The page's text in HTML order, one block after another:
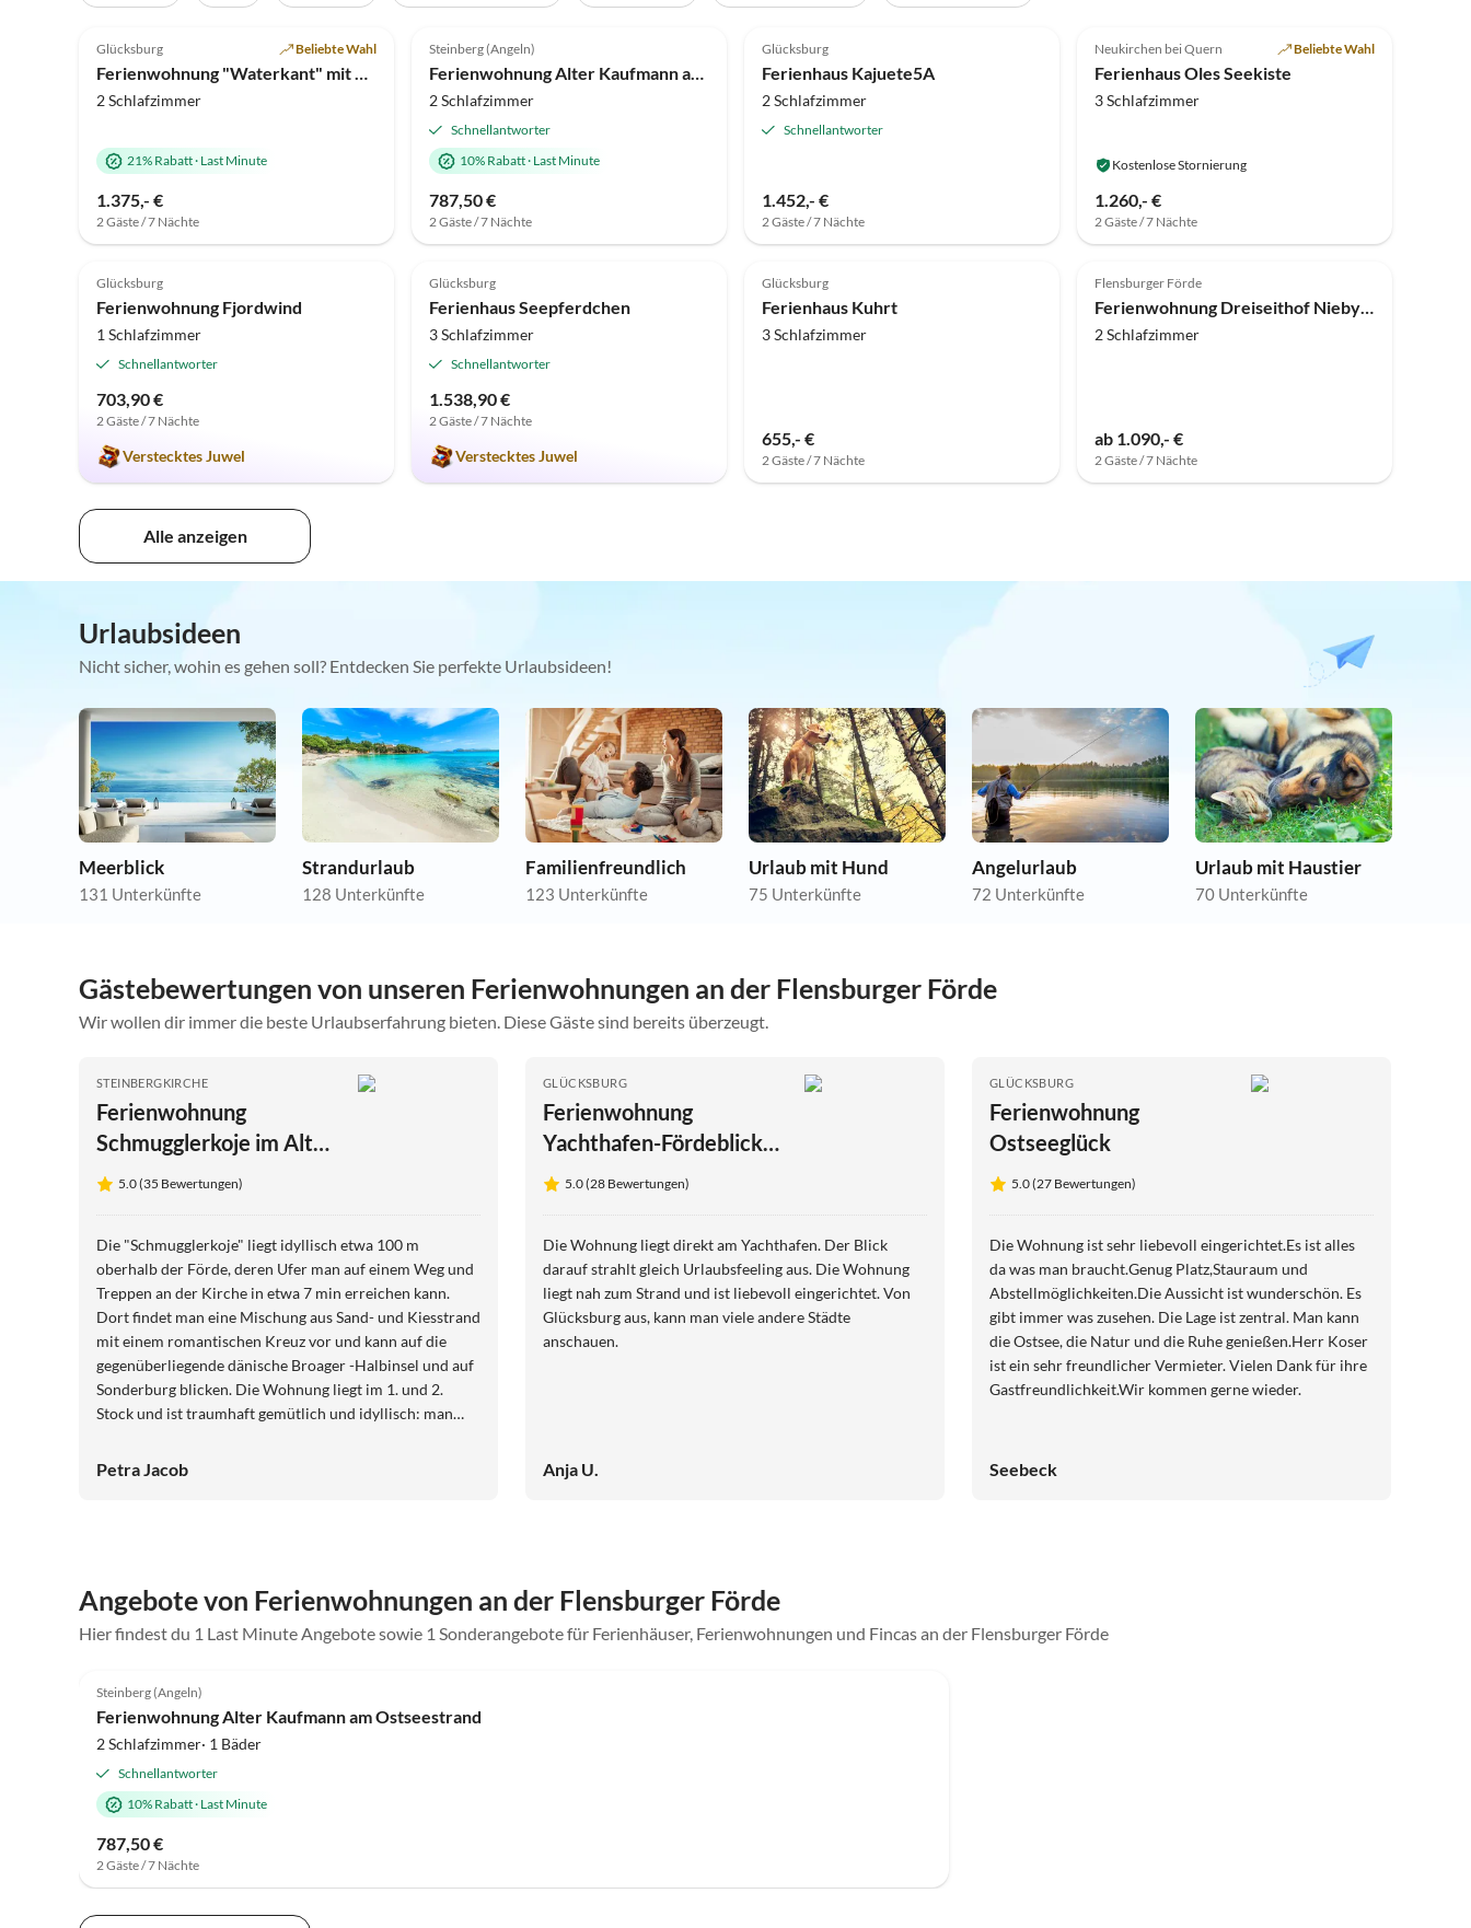
Top-Inserat
Glücksburg Beliebte Wahl
Ferienwohnung "Waterkant" mit Meerblick in Holnis
2 Schlafzimmer
21% Rabatt· Last Minute
1.375,- €
2 Gäste / 7 Nächte
Top-Inserat
Steinberg (Angeln)
Ferienwohnung Alter Kaufmann am Ostseestrand
2 Schlafzimmer
Schnellantworter
10% Rabatt· Last Minute
787,50 €
2 Gäste / 7 Nächte
Glücksburg
Ferienhaus Kajuete5A
2 Schlafzimmer
Schnellantworter
1.452,- €
2 Gäste / 7 Nächte
Neukirchen bei Quern Beliebte Wahl
Ferienhaus Oles Seekiste
3 Schlafzimmer
Kostenlose Stornierung
1.260,- €
2 Gäste / 7 Nächte
5.0 (3)
Glücksburg
Ferienwohnung Fjordwind
1 Schlafzimmer
Schnellantworter
703,90 €
2 Gäste / 7 Nächte
Verstecktes Juwel
5.0 (2)
Glücksburg
Ferienhaus Seepferdchen
3 Schlafzimmer
Schnellantworter
1.538,90 €
2 Gäste / 7 Nächte
Verstecktes Juwel
Top-Inserat
5.0 (1)
Glücksburg
Ferienhaus Kuhrt
3 Schlafzimmer
655,- €
2 Gäste / 7 Nächte
Top-Inserat
Flensburger Förde
Ferienwohnung Dreiseithof Nieby - Über Emma
2 Schlafzimmer
ab 1.090,- €
2 Gäste / 7 Nächte
Alle anzeigen
Urlaubsideen
Nicht sicher, wohin es gehen soll? Entdecken Sie perfekte Urlaubsideen!
Meerblick
131 Unterkünfte
Strandurlaub
128 Unterkünfte
Familienfreundlich
123 Unterkünfte
Urlaub mit Hund
75 Unterkünfte
Angelurlaub
72 Unterkünfte
Urlaub mit Haustier
70 Unterkünfte
Gästebewertungen von unseren Ferienwohnungen an der Flensburger Förde
Wir wollen dir immer die beste Urlaubserfahrung bieten. Diese Gäste sind bereits überzeugt.
STEINBERGKIRCHE
Ferienwohnung
Schmugglerkoje im Alten
Zollhaus
5.0 (35 Bewertungen)
Die "Schmugglerkoje" liegt idyllisch etwa 100 m
oberhalb der Förde, deren Ufer man auf einem Weg und
Treppen an der Kirche in etwa 7 min erreichen kann.
Dort findet man eine Mischung aus Sand- und Kiesstrand
mit einem romantischen Kreuz vor und kann auf die
gegenüberliegende dänische Broager -Halbinsel und auf
Sonderburg blicken. Die Wohnung liegt im 1. und 2.
Stock und ist traumhaft gemütlich und idyllisch: man
auf die Flensburger Förde. Im Schlafzimmer unter dem
für diesen himmlischen Aufenthalt!
Petra Jacob
GLÜCKSBURG
Ferienwohnung
Yachthafen-Fördeblick
(Glück 2)
5.0 (28 Bewertungen)
Die Wohnung liegt direkt am Yachthafen. Der Blick
darauf strahlt gleich Urlaubsfeeling aus. Die Wohnung
liegt nah zum Strand und ist liebevoll eingerichtet. Von
Glücksburg aus, kann man viele andere Städte
anschauen.
Anja U.
GLÜCKSBURG
Ferienwohnung
Ostseeglück
5.0 (27 Bewertungen)
Die Wohnung ist sehr liebevoll eingerichtet.Es ist alles
da was man braucht.Genug Platz,Stauraum und
Abstellmöglichkeiten.Die Aussicht ist wunderschön. Es
gibt immer was zusehen. Die Lage ist zentral. Man kann
die Ostsee, die Natur und die Ruhe genießen.Herr Koser
ist ein sehr freundlicher Vermieter. Vielen Dank für ihre
Gastfreundlichkeit.Wir kommen gerne wieder.
Seebeck
Angebote von Ferienwohnungen an der Flensburger Förde
Hier findest du 1 Last Minute Angebote sowie 1 Sonderangebote für Ferienhäuser, Ferienwohnungen und Fincas an der Flensburger Förde
Steinberg (Angeln)
Ferienwohnung Alter Kaufmann am Ostseestrand
2 Schlafzimmer· 1 Bäder
Schnellantworter
10% Rabatt· Last Minute
787,50 €
2 Gäste / 7 Nächte